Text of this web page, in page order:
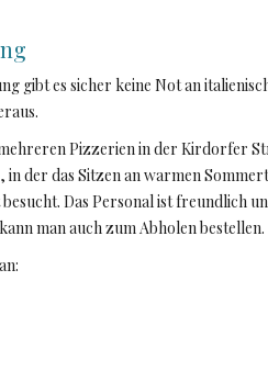
gibt es sicher keine Not an
mehreren Pizzerien in der Kirdorfer
der das Sitzen an warmen
Das Personal ist freundlich
man auch zum Abholen bestellen.